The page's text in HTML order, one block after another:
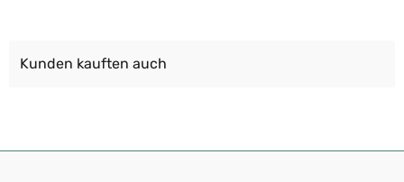
Kunden kauften auch